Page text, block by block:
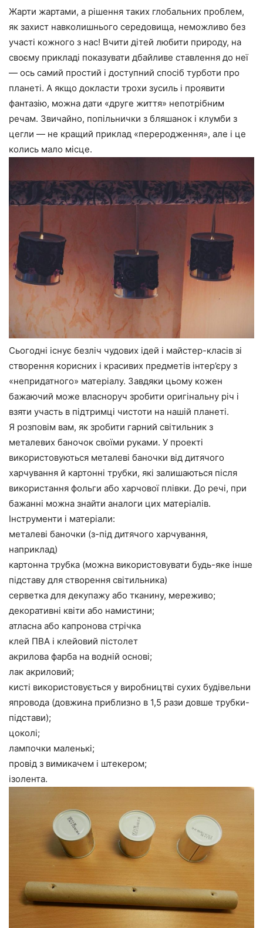
Жарти жартами, а рішення таких глобальних проблем,
як захист навколишнього середовища, неможливо без
участі кожного з нас! Вчити дітей любити природу, на
своєму прикладі показувати дбайливе ставлення до неї
— ось самий простий і доступний спосіб турботи про
планеті. А якщо докласти трохи зусиль і проявити
фантазію, можна дати «друге життя» непотрібним
речам. Звичайно, попільнички з бляшанок і клумби з
цегли — не кращий приклад «переродження», але і це
колись мало місце.
Сьогодні існує безліч чудових ідей і майстер-класів зі
створення корисних і красивих предметів інтер’єру з
«непридатного» матеріалу. Завдяки цьому кожен
бажаючий може власноруч зробити оригінальну річ і
взяти участь в підтримці чистоти на нашій планеті.
Я розповім вам, як зробити гарний світильник з
металевих баночок своїми руками. У проекті
використовуються металеві баночки від дитячого
харчування й картонні трубки, які залишаються після
використання фольги або харчової плівки. До речі, при
бажанні можна знайти аналоги цих матеріалів.
Інструменти і матеріали:
металеві баночки (з-під дитячого харчування,
наприклад)
картонна трубка (можна використовувати будь-яке інше
підставу для створення світильника)
серветка для декупажу або тканину, мереживо;
декоративні квіти або намистини;
атласна або капронова стрічка
клей ПВА і клейовий пістолет
акрилова фарба на водній основі;
лак акриловий;
кисті використовується у виробництві сухих будівельни
япровода (довжина приблизно в 1,5 рази довше трубки-
підстави);
цоколі;
лампочки маленькі;
провід з вимикачем і штекером;
ізолента.